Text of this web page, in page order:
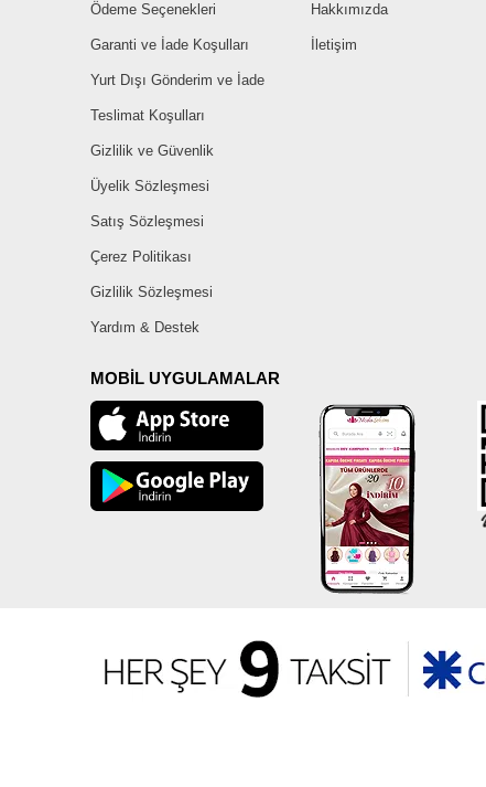
Ödeme Seçenekleri
Garanti ve İade Koşulları
Yurt Dışı Gönderim ve İade
Teslimat Koşulları
Gizlilik ve Güvenlik
Üyelik Sözleşmesi
Satış Sözleşmesi
Çerez Politikası
Gizlilik Sözleşmesi
Yardım & Destek
Hakkımızda
İletişim
MOBİL UYGULAMALAR